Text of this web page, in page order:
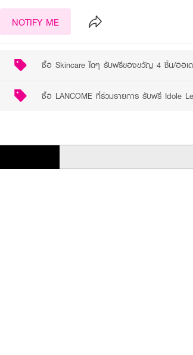
NOTIFY ME
ซื้อ Skincare ใดๆ รับฟรีของขวัญ 4 ชิ้น/ออเ
ซื้อ LANCOME ที่ร่วมรายการ รับฟรี Idole